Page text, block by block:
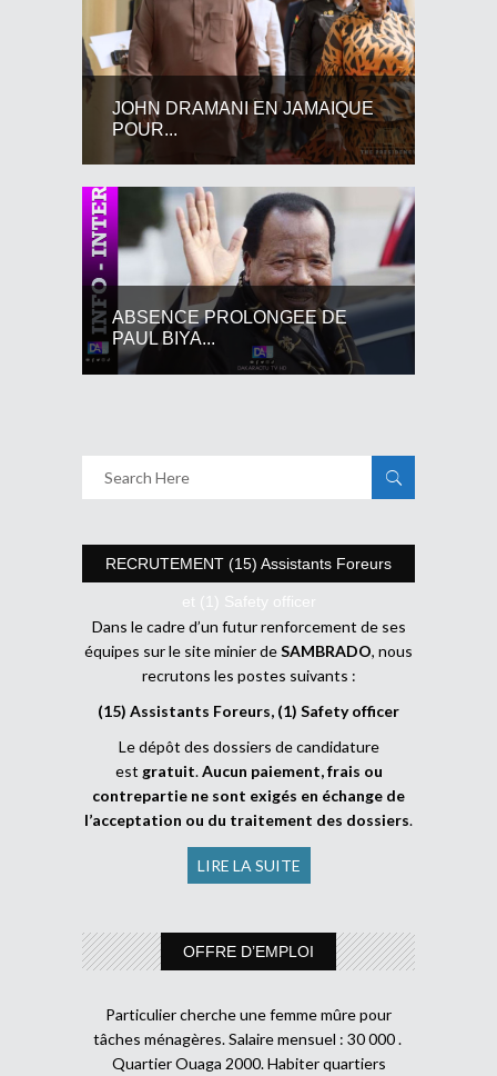
JOHN DRAMANI EN JAMAIQUE
POUR...
ABSENCE PROLONGEE DE
PAUL BIYA...
RECRUTEMENT (15) Assistants Foreurs
et (1) Safety officer
Dans le cadre d’un futur renforcement de ses
équipes sur le site minier deSAMBRADO, nous
recrutons les postes suivants :
(15) Assistants Foreurs, (1) Safety officer
Le dépôt des dossiers de candidature
est gratuit.Aucun paiement, frais ou
contrepartie ne sont exigés en échange de
l’acceptation ou du traitement des dossiers.
LIRE LA SUITE
OFFRE D’EMPLOI
Particulier cherche une femme mûre pour
tâches ménagères. Salaire mensuel : 30 000 .
Quartier Ouaga 2000. Habiter quartiers